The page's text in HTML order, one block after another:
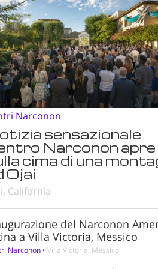
Narconon
sensazionale
Narconon apre
cima di una
Ojai
California
del Narconon
a Villa Victoria, Messico
Narconon • Villa Victoria, Messico